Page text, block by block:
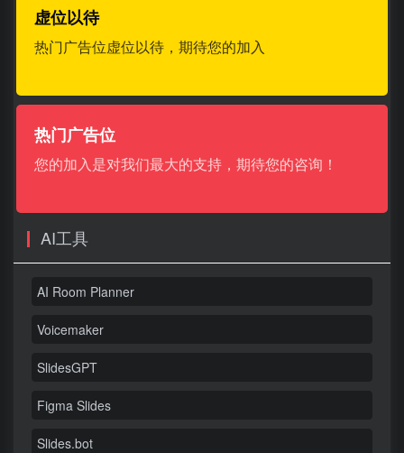
虚位以待
热门广告位虚位以待，期待您的加入
热门广告位
您的加入是对我们最大的支持，期待您的咨询！
AI工具
AI Room Planner
Voicemaker
SlidesGPT
Figma Slides
Slides.bot